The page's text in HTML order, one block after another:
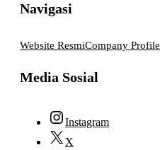
Navigasi
Website ResmiCompany Profile
Media Sosial
Instagram
X